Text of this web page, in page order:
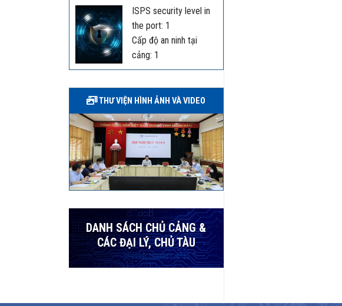
ISPS security level in
the port: 1
Cấp độ an ninh tại
cảng: 1
THƯ VIỆN HÌNH ẢNH VÀ VIDEO
DANH SÁCH CHỦ CẢNG &
CÁC ĐẠI LÝ, CHỦ TÀU